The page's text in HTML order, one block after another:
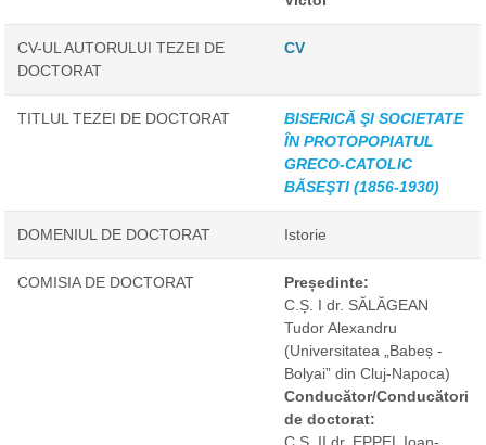
CV-UL AUTORULUI TEZEI DE
DOCTORAT
CV
TITLUL TEZEI DE DOCTORAT
BISERICĂ ŞI SOCIETATE
ÎN PROTOPOPIATUL
GRECO-CATOLIC
BĂSEŞTI (1856-1930)
DOMENIUL DE DOCTORAT Istorie
COMISIA DE DOCTORAT
Președinte:
C.Ș. I dr. SĂLĂGEAN
Tudor Alexandru
(Universitatea „Babeș -
Bolyai” din Cluj-Napoca)
Conducător/Conducători
de doctorat:
C.Ș. II dr. EPPEL Ioan-